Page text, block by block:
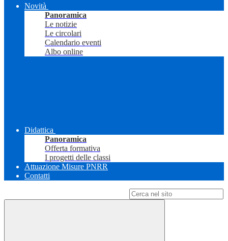
Novità
Panoramica
Le notizie
Le circolari
Calendario eventi
Albo online
Didattica
Panoramica
Offerta formativa
I progetti delle classi
Attuazione Misure PNRR
Contatti